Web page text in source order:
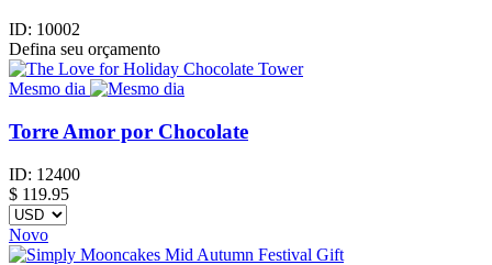
ID: 10002
Defina seu orçamento
Mesmo dia
Torre Amor por Chocolate
ID: 12400
$ 119.95
Novo